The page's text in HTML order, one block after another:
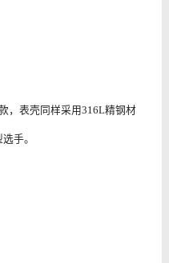
，表壳同样采用316L精钢材
手。